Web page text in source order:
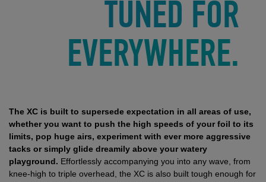
TUNED FOR
EVERYWHERE.
The XC is built to supersede expectation in all areas of use,
whether you want to push the high speeds of your foil to its
limits, pop huge airs, experiment with ever more aggressive
tacks or simply glide dreamily above your watery
playground. Effortlessly accompanying you into any wave, from
knee-high to triple overhead, the XC is also built tough enough for